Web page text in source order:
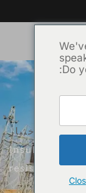
معدات اختبار
/ Insulation
resistivity
Do